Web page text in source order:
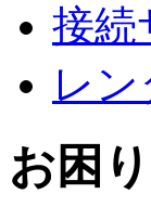
接続
レ
お困